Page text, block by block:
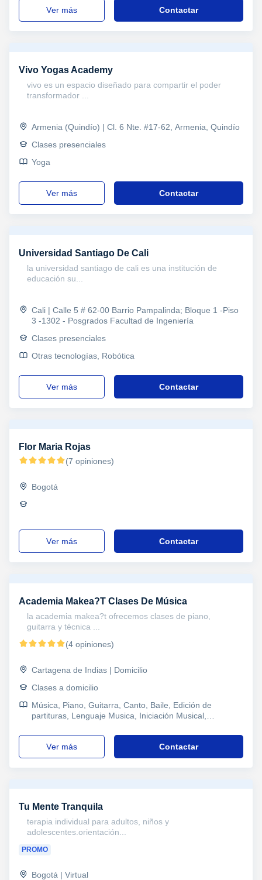
ver más Contactar
Vivo Yogas Academy
vivo es un espacio diseñado para compartir el poder
transformador ...
Armenia (Quindío) | Cl. 6 Nte. #17-62, Armenia, Quindío
Clases presenciales
Yoga
ver más Contactar
Universidad Santiago De Cali
la universidad santiago de cali es una institución de
educación su...
Cali | Calle 5 # 62-00 Barrio Pampalinda; Bloque 1 -Piso
3 -1302 - Posgrados Facultad de Ingeniería
Clases presenciales
Otras tecnologías, Robótica
ver más Contactar
Flor Maria Rojas
(7 opiniones)
Bogotá
ver más Contactar
Academia Makea?T Clases De Música
la academia makea?t ofrecemos clases de piano,
guitarra y técnica ...
(4 opiniones)
Cartagena de Indias | Domicilio
Clases a domicilio
Música, Piano, Guitarra, Canto, Baile, Edición de
partituras, Lenguaje Musica, Iniciación Musical,
ver más Contactar
Tu Mente Tranquila
terapia individual para adultos, niños y
adolescentes.orientación...
PROMO
Bogotá | Virtual